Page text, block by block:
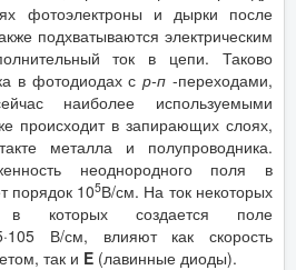
фотоэлектроны и дырки после
подхватываются электрическим
ток в цепи. Таково
в фотодиодах ср-п -переходами,
наиболее используемыми
происходит в запирающих слоях,
металла и полупроводника.
неоднородного поля в
порядок 105В/см. На ток некоторых
в которых создается поле
В/см, влияют как скорость
так и E (лавинные диоды).